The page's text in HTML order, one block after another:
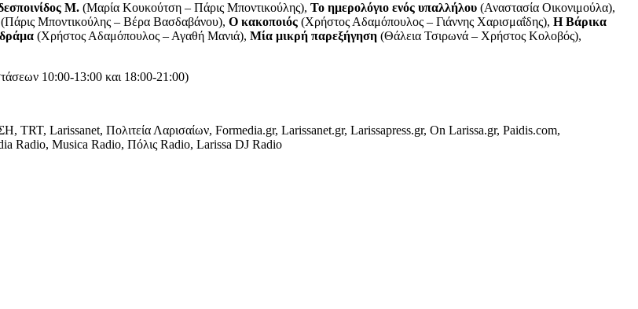
Μ. (Μαρία Κουκούτση – Πάρις Μποντικούλης), Το ημερολόγιο ενός υπαλλήλου (Αναστασία Οικονιμούλα),
(Πάρις Μποντικούλης – Βέρα Βασδαβάνου), Ο κακοποιός (Χρήστος Αδαμόπουλος – Γιάννης Χαρισμαΐδης), Η Βάρικα
(Χρήστος Αδαμόπουλος – Αγαθή Μανιά), Μία μικρή παρεξήγηση (Θάλεια Τσιρωνά – Χρήστος Κολοβός),
10:00-13:00 και 18:00-21:00)
Larissanet, Πολιτεία Λαρισαίων, Formedia.gr, Larissanet.gr, Larissapress.gr, On Larissa.gr, Paidis.com,
Radio, Musica Radio, Πόλις Radio, Larissa DJ Radio